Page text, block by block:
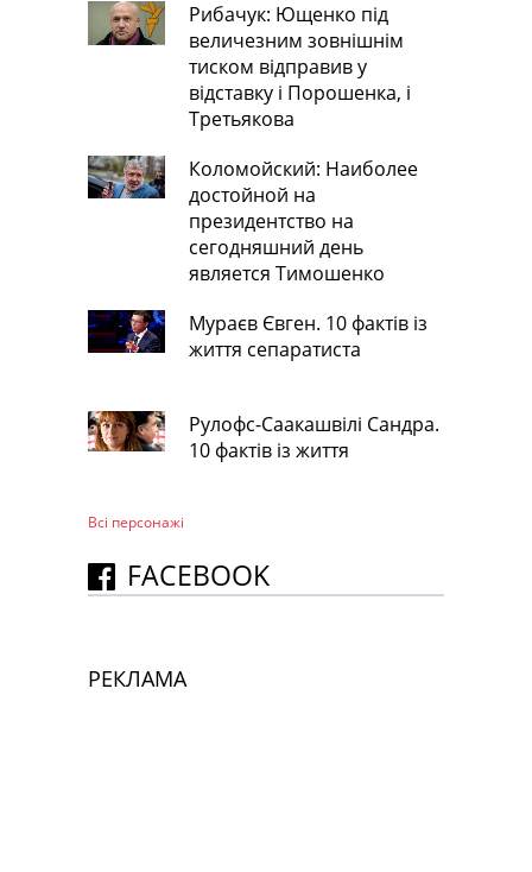
Рибачук: Ющенко під
величезним зовнішнім
тиском відправив у
відставку і Порошенка, і
Третьякова
Коломойский: Наиболее
достойной на
президентство на
сегодняшний день
является Тимошенко
Мураєв Євген. 10 фактів із
життя сепаратиста
Рулофс-Саакашвілі Сандра.
10 фактів із життя
Всі персонажi
FACEBOOK
РЕКЛАМА